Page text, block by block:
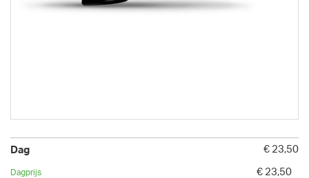
€ 23,50
€ 23,50